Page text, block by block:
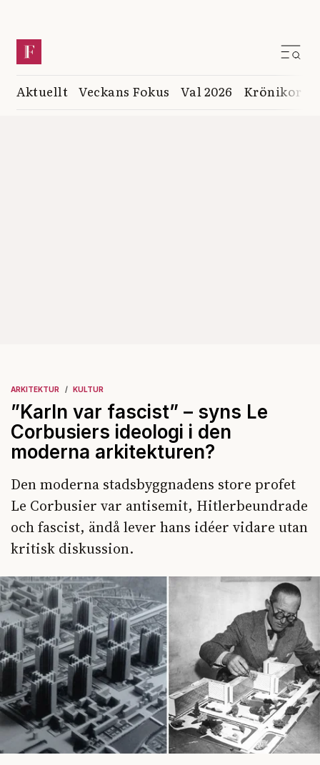
Aktuellt Veckans Fokus Val 2026 Krönikor
ARKITEKTUR KULTUR
”Karln var fascist” – syns Le
Corbusiers ideologi i den
moderna arkitekturen?
Den moderna stadsbyggnadens store profet
Le Corbusier var antisemit, Hitlerbeundrade
och fascist, ändå lever hans idéer vidare utan
kritisk diskussion.